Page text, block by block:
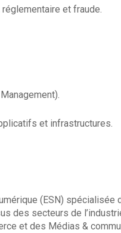
et fraude.
et infrastructures.
(ESN) spécialisée
des secteurs de
et des Médias &